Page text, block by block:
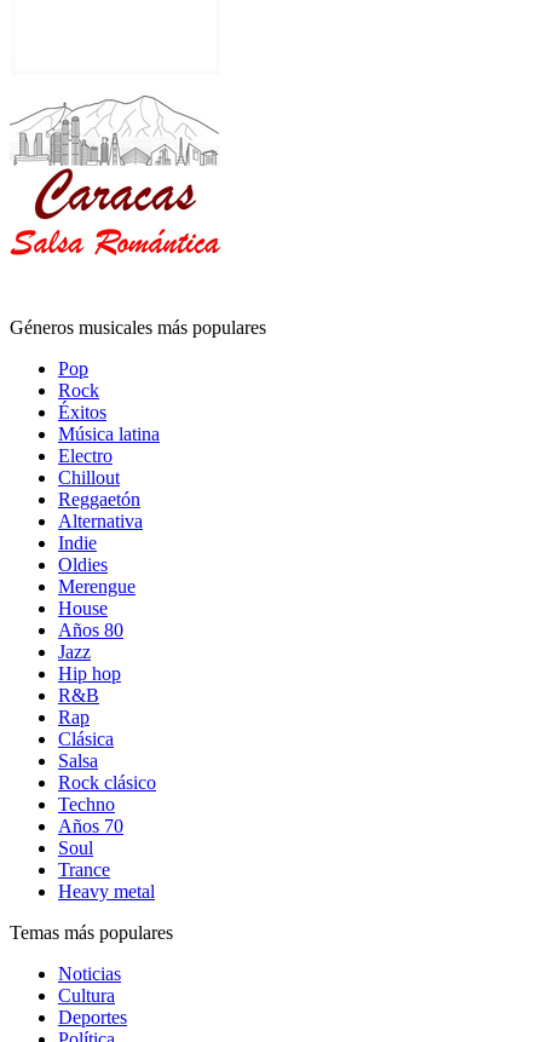
Géneros musicales más populares
Pop
Rock
Éxitos
Música latina
Electro
Chillout
Reggaetón
Alternativa
Indie
Oldies
Merengue
House
Años 80
Jazz
Hip hop
R&B
Rap
Clásica
Salsa
Rock clásico
Techno
Años 70
Soul
Trance
Heavy metal
Temas más populares
Noticias
Cultura
Deportes